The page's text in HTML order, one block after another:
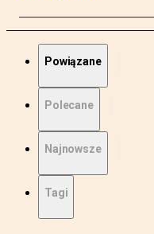
Powiązane
Polecane
Najnowsze
Tagi